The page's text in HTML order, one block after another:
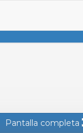
Pantalla completa